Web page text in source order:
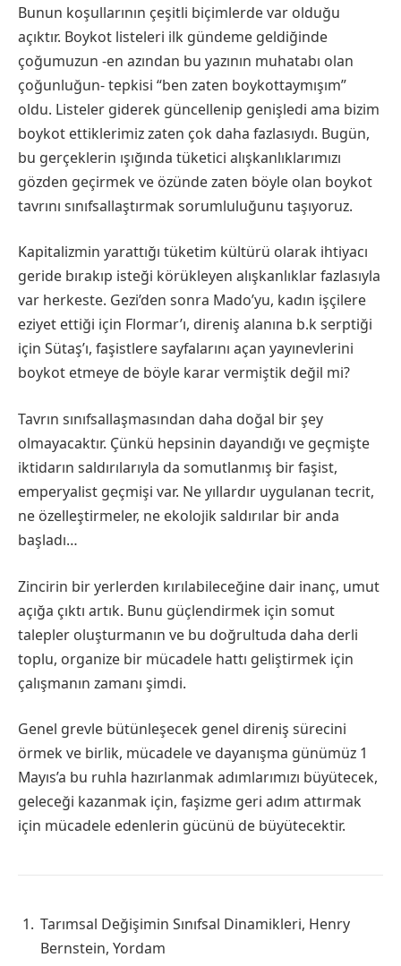
Bunun koşullarının çeşitli biçimlerde var olduğu
açıktır. Boykot listeleri ilk gündeme geldiğinde
çoğumuzun -en azından bu yazının muhatabı olan
çoğunluğun- tepkisi “ben zaten boykottaymışım”
oldu. Listeler giderek güncellenip genişledi ama bizim
boykot ettiklerimiz zaten çok daha fazlasıydı. Bugün,
bu gerçeklerin ışığında tüketici alışkanlıklarımızı
gözden geçirmek ve özünde zaten böyle olan boykot
tavrını sınıfsallaştırmak sorumluluğunu taşıyoruz.
Kapitalizmin yarattığı tüketim kültürü olarak ihtiyacı
geride bırakıp isteği körükleyen alışkanlıklar fazlasıyla
var herkeste. Gezi’den sonra Mado’yu, kadın işçilere
eziyet ettiği için Flormar’ı, direniş alanına b.k serptiği
için Sütaş’ı, faşistlere sayfalarını açan yayınevlerini
boykot etmeye de böyle karar vermiştik değil mi?
Tavrın sınıfsallaşmasından daha doğal bir şey
olmayacaktır. Çünkü hepsinin dayandığı ve geçmişte
iktidarın saldırılarıyla da somutlanmış bir faşist,
emperyalist geçmişi var. Ne yıllardır uygulanan tecrit,
ne özelleştirmeler, ne ekolojik saldırılar bir anda
başladı…
Zincirin bir yerlerden kırılabileceğine dair inanç, umut
açığa çıktı artık. Bunu güçlendirmek için somut
talepler oluşturmanın ve bu doğrultuda daha derli
toplu, organize bir mücadele hattı geliştirmek için
çalışmanın zamanı şimdi.
Genel grevle bütünleşecek genel direniş sürecini
örmek ve birlik, mücadele ve dayanışma günümüz 1
Mayıs’a bu ruhla hazırlanmak adımlarımızı büyütecek,
geleceği kazanmak için, faşizme geri adım attırmak
için mücadele edenlerin gücünü de büyütecektir.
Tarımsal Değişimin Sınıfsal Dinamikleri, Henry
Bernstein, Yordam